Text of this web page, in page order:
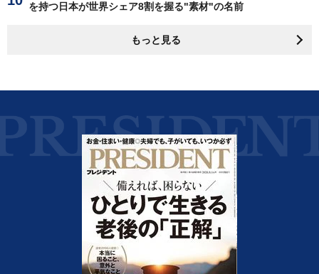
を持つ日本が世界シェア8割を握る"素材"の名前
もっと見る